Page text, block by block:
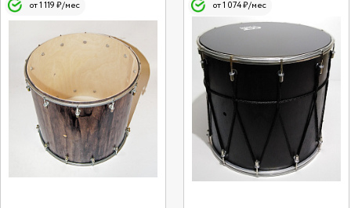
от 1 119 ₽/мес от 1 074 ₽/мес